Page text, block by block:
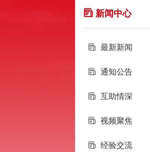
新闻中心
最新新闻
通知公告
互助情深
视频聚焦
经验交流